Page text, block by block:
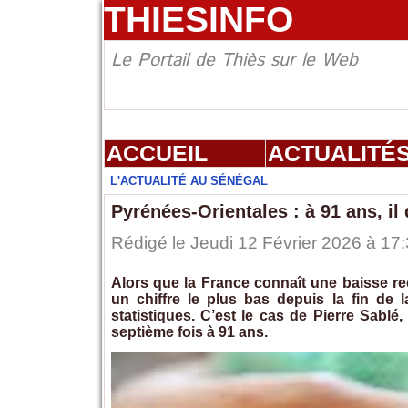
THIESINFO
Le Portail de Thiès sur le Web
ACCUEIL
L'ACTUALITÉ AU SÉNÉGAL
Pyrénées-Orientales : à 91 ans,
Rédigé le Jeudi 12 Février 2026 à
Alors que la France connaît une baisse
un chiffre le plus bas depuis la fin de
statistiques. C’est le cas de Pierre
septième fois à 91 ans.